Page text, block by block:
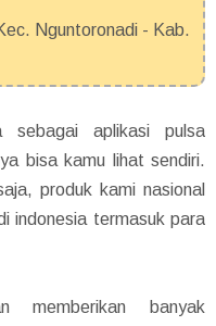
Nguntoronadi - Kab.
sebagai aplikasi pulsa
bisa kamu lihat sendiri.
produk kami nasional
indonesia termasuk para
memberikan banyak